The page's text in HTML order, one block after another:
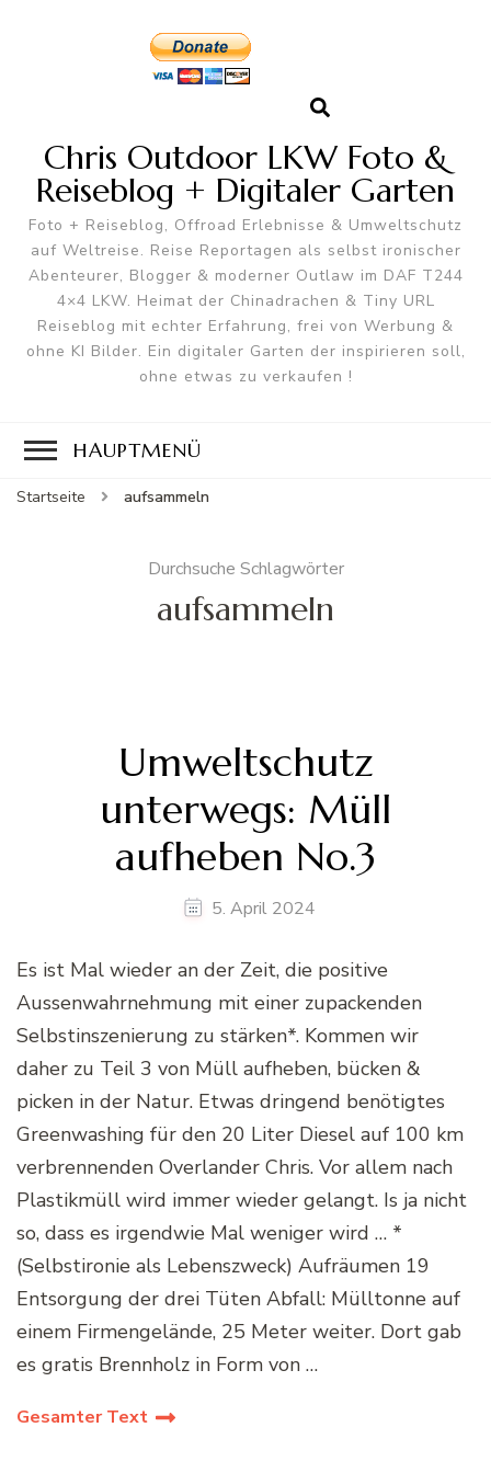
Chris Outdoor LKW Foto &
Reiseblog + Digitaler Garten
Foto + Reiseblog, Offroad Erlebnisse & Umweltschutz
auf Weltreise. Reise Reportagen als selbst ironischer
Abenteurer, Blogger & moderner Outlaw im DAF T244
4×4 LKW. Heimat der Chinadrachen & Tiny URL
Reiseblog mit echter Erfahrung, frei von Werbung &
ohne KI Bilder. Ein digitaler Garten der inspirieren soll,
ohne etwas zu verkaufen !
HAUPTMENÜ
Startseite aufsammeln
Durchsuche Schlagwörter
aufsammeln
Umweltschutz
unterwegs: Müll
aufheben No.3
5. April 2024
Es ist Mal wieder an der Zeit, die positive
Aussenwahrnehmung mit einer zupackenden
Selbstinszenierung zu stärken*. Kommen wir
daher zu Teil 3 von Müll aufheben, bücken &
picken in der Natur. Etwas dringend benötigtes
Greenwashing für den 20 Liter Diesel auf 100 km
verbrennenden Overlander Chris. Vor allem nach
Plastikmüll wird immer wieder gelangt. Is ja nicht
so, dass es irgendwie Mal weniger wird … *
(Selbstironie als Lebenszweck) Aufräumen 19
Entsorgung der drei Tüten Abfall: Mülltonne auf
einem Firmengelände, 25 Meter weiter. Dort gab
es gratis Brennholz in Form von …
Gesamter Text